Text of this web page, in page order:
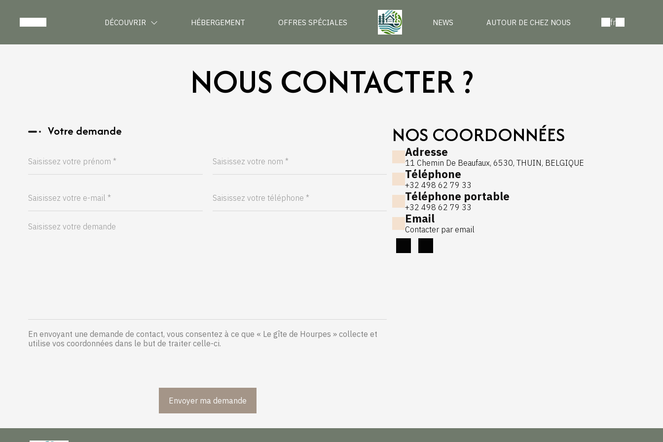
DÉCOUVRIR HÉBERGEMENT OFFRES SPÉCIALES NEWS AUTOUR DE CHEZ NOUS fr
NOUS CONTACTER ?
NOS COORDONNÉES
Adresse
11 Chemin De Beaufaux, 6530, THUIN, BELGIQUE
Téléphone
+32 498 62 79 33
Téléphone portable
+32 498 62 79 33
Email
Contacter par email
Votre demande
En envoyant une demande de contact, vous consentez à ce que « Le gîte de Hourpes » collecte et
utilise vos coordonnées dans le but de traiter celle-ci.